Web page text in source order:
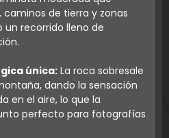
caminos de tierra y zonas
un recorrido lleno de
única: La roca sobresale
dando la sensación
en el aire, lo que la
perfecto para fotografías